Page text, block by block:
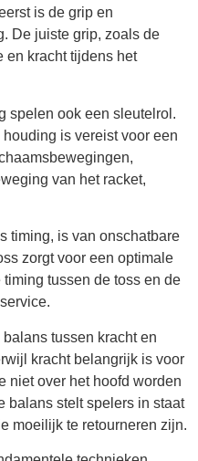
is de grip en
De juiste grip, zoals de
en kracht tijdens het
spelen ook een sleutelrol.
is vereist voor een
van het racket,
timing, is van onschatbare
zorgt voor een optimale
tussen de toss en de
tussen kracht en
kracht belangrijk is voor
niet over het hoofd worden
balans stelt spelers in staat
moeilijk te retourneren zijn.